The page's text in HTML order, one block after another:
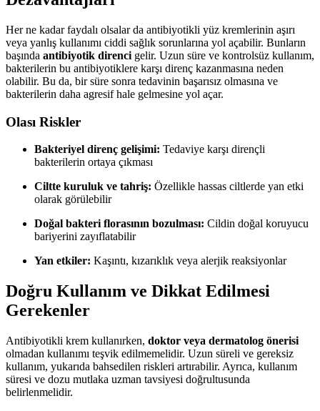
Her ne kadar faydalı olsalar da antibiyotikli yüz kremlerinin aşırı
veya yanlış kullanımı ciddi sağlık sorunlarına yol açabilir. Bunların
başında antibiyotik direnci gelir. Uzun süre ve kontrolsüz kullanım,
bakterilerin bu antibiyotiklere karşı direnç kazanmasına neden
olabilir. Bu da, bir süre sonra tedavinin başarısız olmasına ve
bakterilerin daha agresif hale gelmesine yol açar.
Olası Riskler
Bakteriyel direnç gelişimi: Tedaviye karşı dirençli
bakterilerin ortaya çıkması
Ciltte kuruluk ve tahriş: Özellikle hassas ciltlerde yan etki
olarak görülebilir
Doğal bakteri florasının bozulması: Cildin doğal koruyucu
bariyerini zayıflatabilir
Yan etkiler: Kaşıntı, kızarıklık veya alerjik reaksiyonlar
Doğru Kullanım ve Dikkat Edilmesi
Gerekenler
Antibiyotikli krem kullanırken, doktor veya dermatolog önerisi
olmadan kullanımı teşvik edilmemelidir. Uzun süreli ve gereksiz
kullanım, yukarıda bahsedilen riskleri artırabilir. Ayrıca, kullanım
süresi ve dozu mutlaka uzman tavsiyesi doğrultusunda
belirlenmelidir.